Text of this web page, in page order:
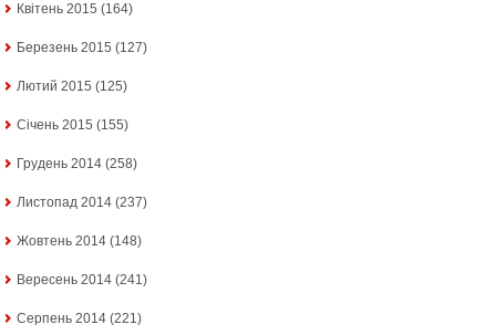
Квітень 2015 (164)
Березень 2015 (127)
Лютий 2015 (125)
Січень 2015 (155)
Грудень 2014 (258)
Листопад 2014 (237)
Жовтень 2014 (148)
Вересень 2014 (241)
Серпень 2014 (221)